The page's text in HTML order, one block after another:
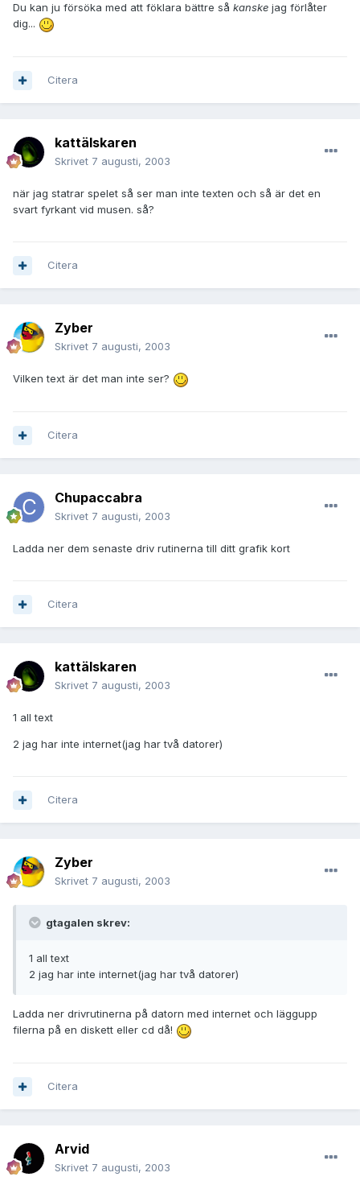
Du kan ju försöka med att föklara bättre så kanske jag förlåter
dig...
Citera
kattälskaren
Skrivet 7 augusti, 2003
när jag statrar spelet så ser man inte texten och så är det en
svart fyrkant vid musen. så?
Citera
Zyber
Skrivet 7 augusti, 2003
Vilken text är det man inte ser?
Citera
Chupaccabra
Skrivet 7 augusti, 2003
Ladda ner dem senaste driv rutinerna till ditt grafik kort
Citera
kattälskaren
Skrivet 7 augusti, 2003
1 all text
2 jag har inte internet(jag har två datorer)
Citera
Zyber
Skrivet 7 augusti, 2003
gtagalen skrev:
1 all text
2 jag har inte internet(jag har två datorer)
Ladda ner drivrutinerna på datorn med internet och läggupp
filerna på en diskett eller cd då!
Citera
Arvid
Skrivet 7 augusti, 2003